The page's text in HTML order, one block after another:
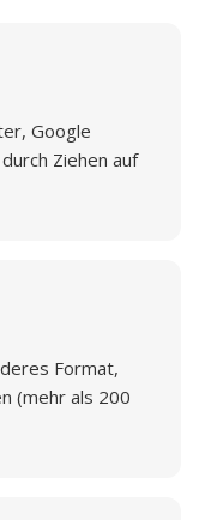
Google
Ziehen auf
Format,
(mehr als 200